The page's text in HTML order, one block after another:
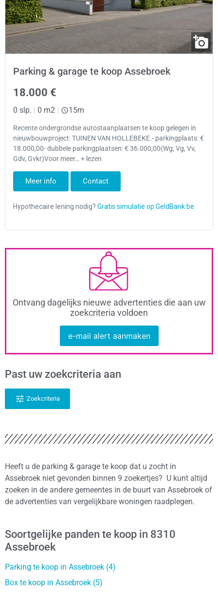
Parking & garage te koop Assebroek
18.000 €
0 slp. | 0 m2 | 15m
Recente ondergrondse autostaanplaatsen te koop gelegen in
nieuwbouwproject: TUINEN VAN HOLLEBEKE.- parkingplaats: €
18.000,00- dubbele parkingplaatsen: € 36.000,00(Wg, Vg, Vv,
Gdv, Gvkr)Voor meer… + lezen
Meer info Contact
Ontvang dagelijks nieuwe advertenties die aan uw
zoekcriteria voldoen
e-mail alert aanmaken
Past uw zoekcriteria aan
Zoekcriteria
Heeft u de parking & garage te koop dat u zocht in
Assebroek niet gevonden binnen 9 zoekertjes? U kunt altijd
zoeken in de andere gemeentes in de buurt van Assebroek of
de advertenties van vergelijkbare woningen raadplegen.
Soortgelijke panden te koop in 8310
Assebroek
Parking te koop in Assebroek (4)
Box te koop in Assebroek (5)